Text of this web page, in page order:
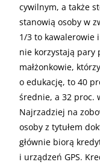
cywilnym, a także
stanowią osoby w
1/3 to kawalerowie
nie korzystają pary
małżonkowie,
o edukację, to 40
średnie, a 32 proc.
Najrzadziej na
osoby z tytułem
głównie biorą
i urządzeń GPS.